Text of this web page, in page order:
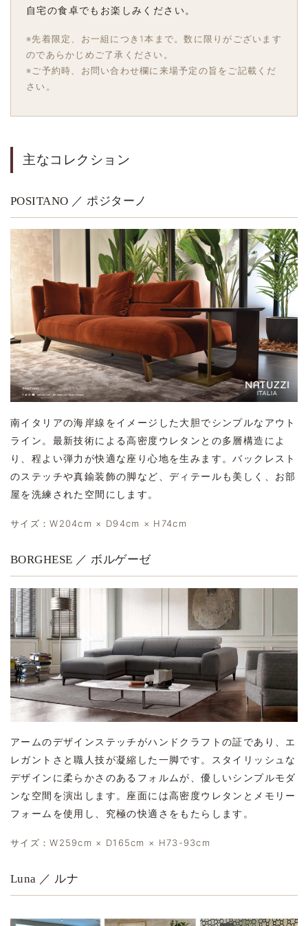
自宅の食卓でもお楽しみください。
※先着限定、お一組につき1本まで。数に限りがございます
のであらかじめご了承ください。
※ご予約時、お問い合わせ欄に来場予定の旨をご記載くだ
さい。
主なコレクション
POSITANO ／ ポジターノ
南イタリアの海岸線をイメージした大胆でシンプルなアウト
ライン。最新技術による高密度ウレタンとの多層構造によ
り、程よい弾力が快適な座り心地を生みます。バックレスト
のステッチや真鍮装飾の脚など、ディテールも美しく、お部
屋を洗練された空間にします。
サイズ：W204cm × D94cm × H74cm
BORGHESE ／ ボルゲーゼ
アームのデザインステッチがハンドクラフトの証であり、エ
レガントさと職人技が凝縮した一脚です。スタイリッシュな
デザインに柔らかさのあるフォルムが、優しいシンプルモダ
ンな空間を演出します。座面には高密度ウレタンとメモリー
フォームを使用し、究極の快適さをもたらします。
サイズ：W259cm × D165cm × H73-93cm
Luna ／ ルナ